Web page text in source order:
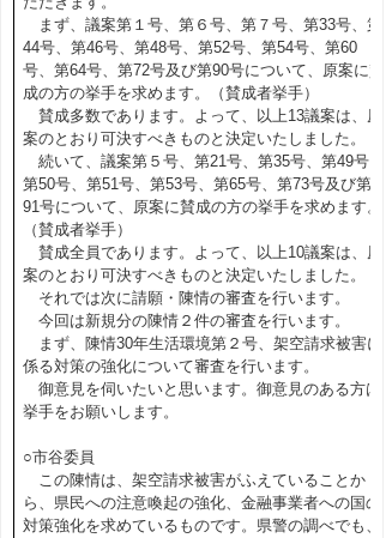
まず、議案第１号、第６号、第７号、第33号、第
44号、第46号、第48号、第52号、第54号、第60
号、第64号、第72号及び第90号について、原案に賛
成の方の挙手を求めます。（賛成者挙手）
賛成多数であります。よって、以上13議案は、原
案のとおり可決すべきものと決定いたしました。
続いて、議案第５号、第21号、第35号、第49号、
第50号、第51号、第53号、第65号、第73号及び第
91号について、原案に賛成の方の挙手を求めます。
（賛成者挙手）
賛成全員であります。よって、以上10議案は、原
案のとおり可決すべきものと決定いたしました。
それでは次に請願・陳情の審査を行います。
今回は新規分の陳情２件の審査を行います。
まず、陳情30年生活環境第２号、架空請求被害に
係る対策の強化について審査を行います。
御意見を伺いたいと思います。御意見のある方は
挙手をお願いします。
○市谷委員
この陳情は、架空請求被害がふえていることか
ら、県民への注意喚起の強化、金融事業者への国の
対策強化を求めているものです。県警の調べでも、